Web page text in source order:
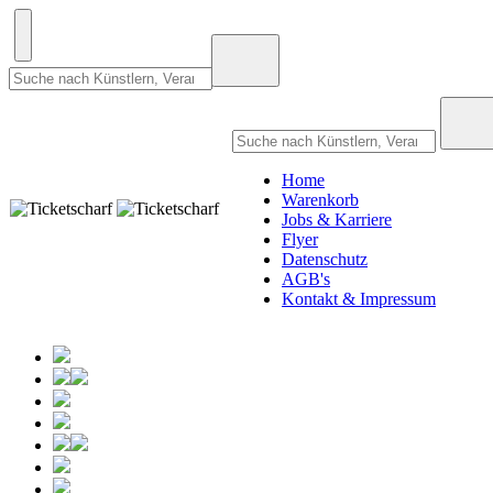
Home
Warenkorb
Jobs & Karriere
Flyer
Datenschutz
AGB's
Kontakt & Impressum